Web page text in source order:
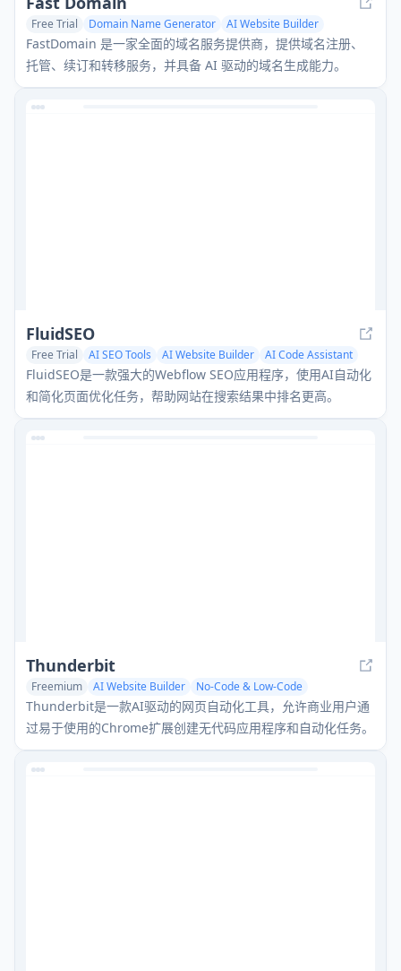
Free Trial Domain Name Generator AI Website Builder
FastDomain 是一家全面的域名服务提供商，提供域名注册、
托管、续订和转移服务，并具备 AI 驱动的域名生成能力。
FluidSEO
Free Trial AI SEO Tools AI Website Builder AI Code Assistant
FluidSEO是一款强大的Webflow SEO应用程序，使用AI自动化
和简化页面优化任务，帮助网站在搜索结果中排名更高。
Thunderbit
Freemium AI Website Builder
No-Code & Low-Code
AI Productivity Tools
Thunderbit是一款AI驱动的网页自动化工具，允许商业用户通
过易于使用的Chrome扩展创建无代码应用程序和自动化任务。